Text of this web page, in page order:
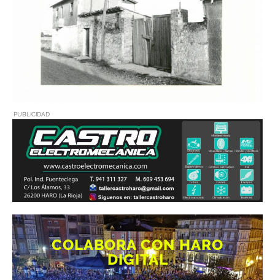
PUBLICIDAD
COLABORA CON HARO
DIGITAL